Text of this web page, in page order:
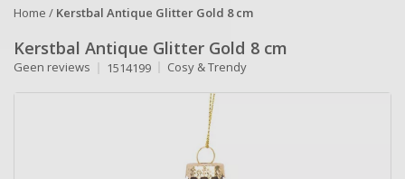
Home / Kerstbal Antique Glitter Gold 8 cm
Kerstbal Antique Glitter Gold 8 cm
Geen reviews 1514199 Cosy & Trendy